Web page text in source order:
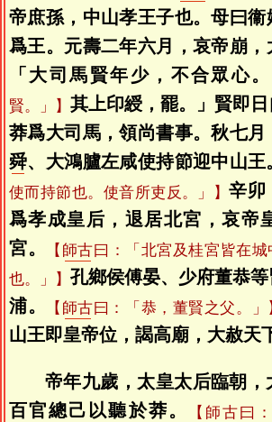
帝庶孫，中山孝王子也。母曰衞
爲王。元壽二年六月，哀帝崩，
「大司馬賢年少，不合眾心。
賢。」】 其上印綬，罷。」賢即
莽爲大司馬，領尚書事。秋七月
舜、大鴻臚左咸使持節迎中山王
使而持節也。使音所吏反。」】辛卯
爲孝成皇后，退居北宮，哀帝
宮。
【 師古曰：「北宮及桂宮皆在
也。」】 孔鄉侯傅晏、少府董恭
浦。
【 師古曰：「恭，董賢之父。」
山王即皇帝位，謁高廟，大赦天
帝年九歲，太皇太后臨朝，
百官總己以聽於莽。
【 師古曰